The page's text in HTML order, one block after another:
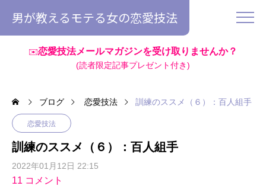
男が教えるモテる女の恋愛技法
✉️恋愛技法メールマガジンを受け取りませんか？
(読者限定記事プレゼント付き)
ブログ 恋愛技法 訓練のススメ（６）：百人組手
恋愛技法
訓練のススメ（６）：百人組手
2022年01月12日 22:15
11 コメント